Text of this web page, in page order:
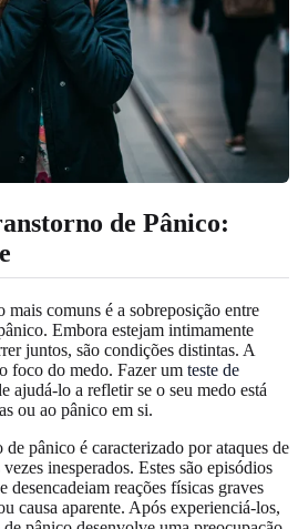
de Pânico:
comuns é a sobreposição entre
Embora estejam intimamente
juntos, são condições distintas. A
foco do medo. Fazer um teste de
ajudá-lo a refletir se o seu medo está
ou ao pânico em si.
pânico é caracterizado por ataques de
inesperados. Estes são episódios
desencadeiam reações físicas graves
causa aparente. Após experienciá-los,